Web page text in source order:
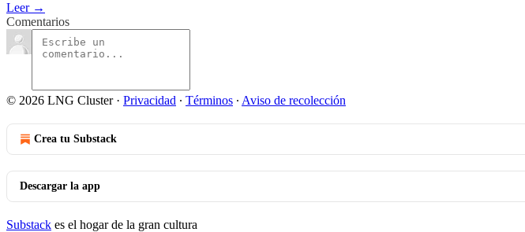
Leer →
Comentarios
© 2026 LNG Cluster· Privacidad ∙ Términos ∙ Aviso de recolección
Crea tu Substack
Descargar la app
Substack es el hogar de la gran cultura